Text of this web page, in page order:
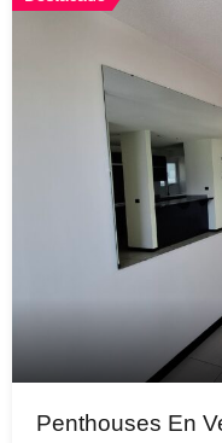
Penthouses En